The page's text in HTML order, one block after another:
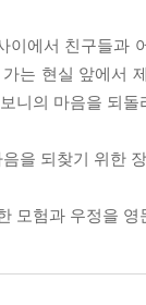
이에서 친구들과
는 현실 앞에서
니의 마음을 되
을 되찾기 위한
모험과 우정을